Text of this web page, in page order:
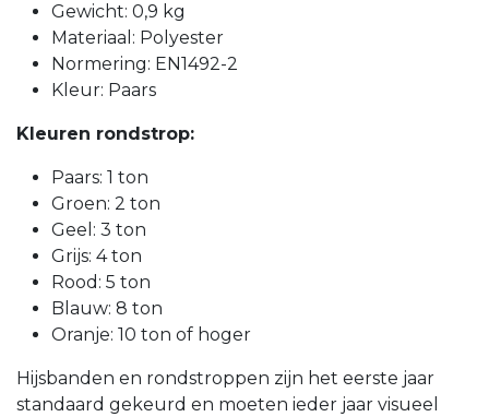
Gewicht: 0,9 kg
Materiaal: Polyester
Normering: EN1492-2
Kleur: Paars
Kleuren rondstrop:
Paars: 1 ton
Groen: 2 ton
Geel: 3 ton
Grijs: 4 ton
Rood: 5 ton
Blauw: 8 ton
Oranje: 10 ton of hoger
Hijsbanden en rondstroppen zijn het eerste jaar
standaard gekeurd en moeten ieder jaar visueel